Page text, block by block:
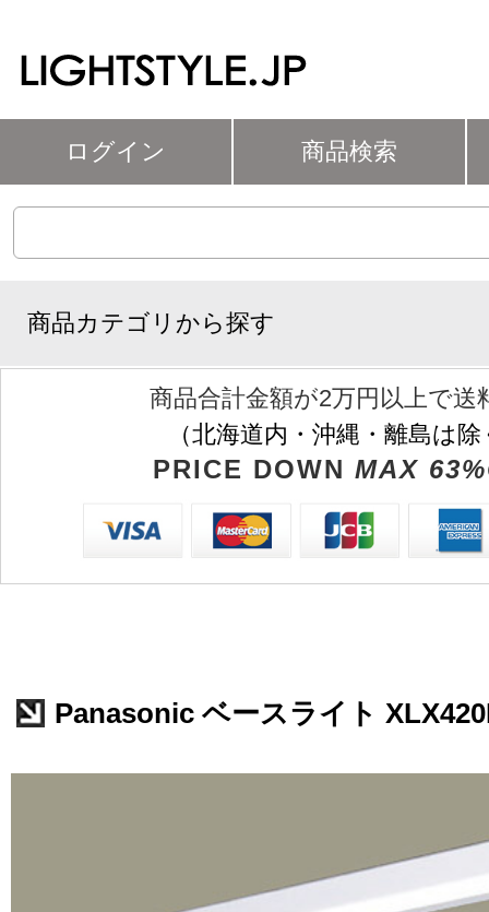
ログイン 商品検索
商品カテゴリから探す
商品合計金額が2万円以上で送
（北海道内・沖縄・離島は
PRICE DOWN MAX
Panasonic ベースライト